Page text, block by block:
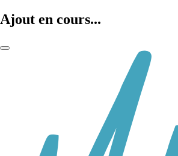
Ajout en cours...